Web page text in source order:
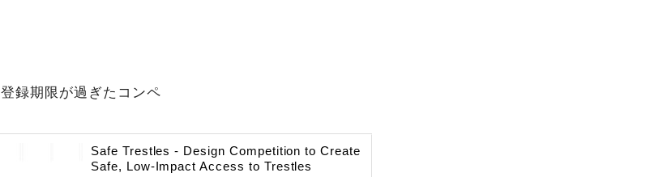
登録期限が過ぎたコンペ
Safe Trestles - Design Competition to Create
Safe, Low-Impact Access to Trestles